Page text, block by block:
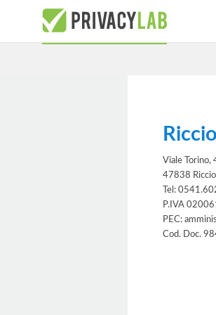
Viale Torino,
47838
Tel:
P.IVA
PEC:
Cod. Doc.